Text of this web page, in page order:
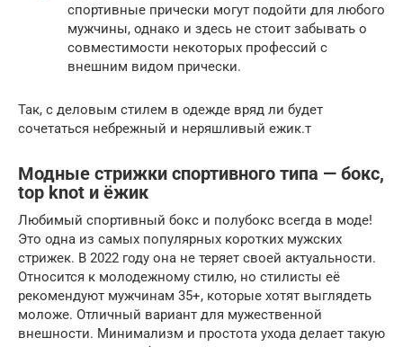
спортивные прически могут подойти для любого
мужчины, однако и здесь не стоит забывать о
совместимости некоторых профессий с
внешним видом прически.
Так, с деловым стилем в одежде вряд ли будет
сочетаться небрежный и неряшливый ежик.т
Модные стрижки спортивного типа — бокс,
top knot и ёжик
Любимый спортивный бокс и полубокс всегда в моде!
Это одна из самых популярных коротких мужских
стрижек. В 2022 году она не теряет своей актуальности.
Относится к молодежному стилю, но стилисты её
рекомендуют мужчинам 35+, которые хотят выглядеть
моложе. Отличный вариант для мужественной
внешности. Минимализм и простота ухода делает такую